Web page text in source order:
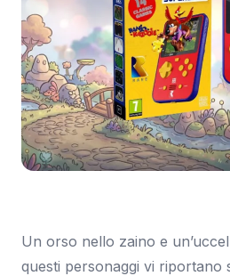
Un orso nello zaino e
questi personaggi vi riportano